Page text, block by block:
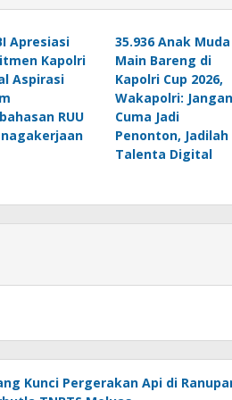
Apresiasi
Kapolri
Aspirasi
RUU
35.936 Anak Muda
Main Bareng di
Kapolri Cup 2026,
Wakapolri: Jangan
Cuma Jadi
Penonton, Jadilah
Talenta Digital
Kunci Pergerakan Api di